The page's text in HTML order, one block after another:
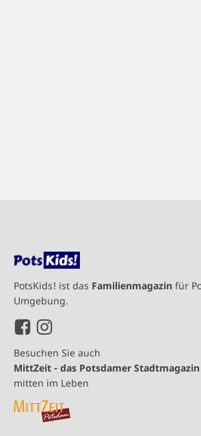
PotsKids! ist das Familienmagazin für
Umgebung.
Besuchen Sie auch
MittZeit - das Potsdamer Stadtmagazin
mitten im Leben